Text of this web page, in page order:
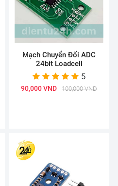
Mạch Chuyển Đổi ADC
24bit Loadcell
5
90,000 VND 100,000 VND